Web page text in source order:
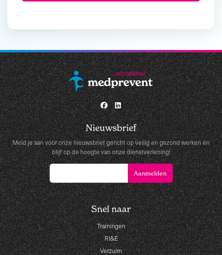
Nieuwsbrief
Meld je aan voor onze nieuwsbrief gericht op veilig en gezond werken en
blijf op de hoogte van onze dienstverlening!
Snel naar
Trainingen
RI&E
Verzuim